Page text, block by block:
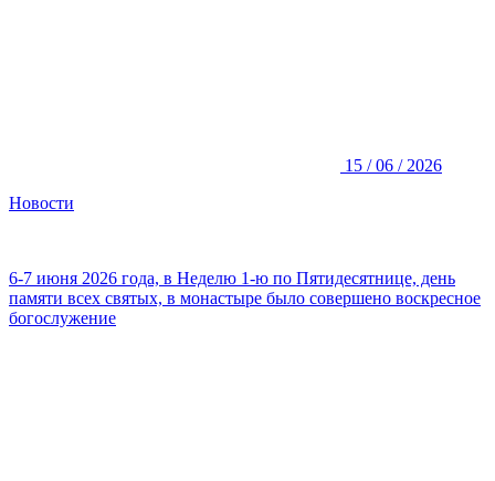
15 / 06 / 2026
Новости
6-7 июня 2026 года, в Неделю 1-ю по Пятидесятнице, день
памяти всех святых, в монастыре было совершено воскресное
богослужение